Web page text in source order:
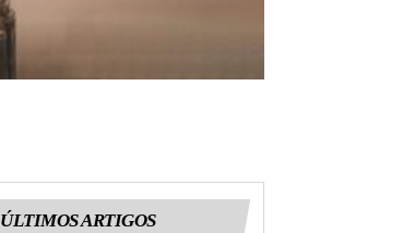
ÚLTIMOS ARTIGOS